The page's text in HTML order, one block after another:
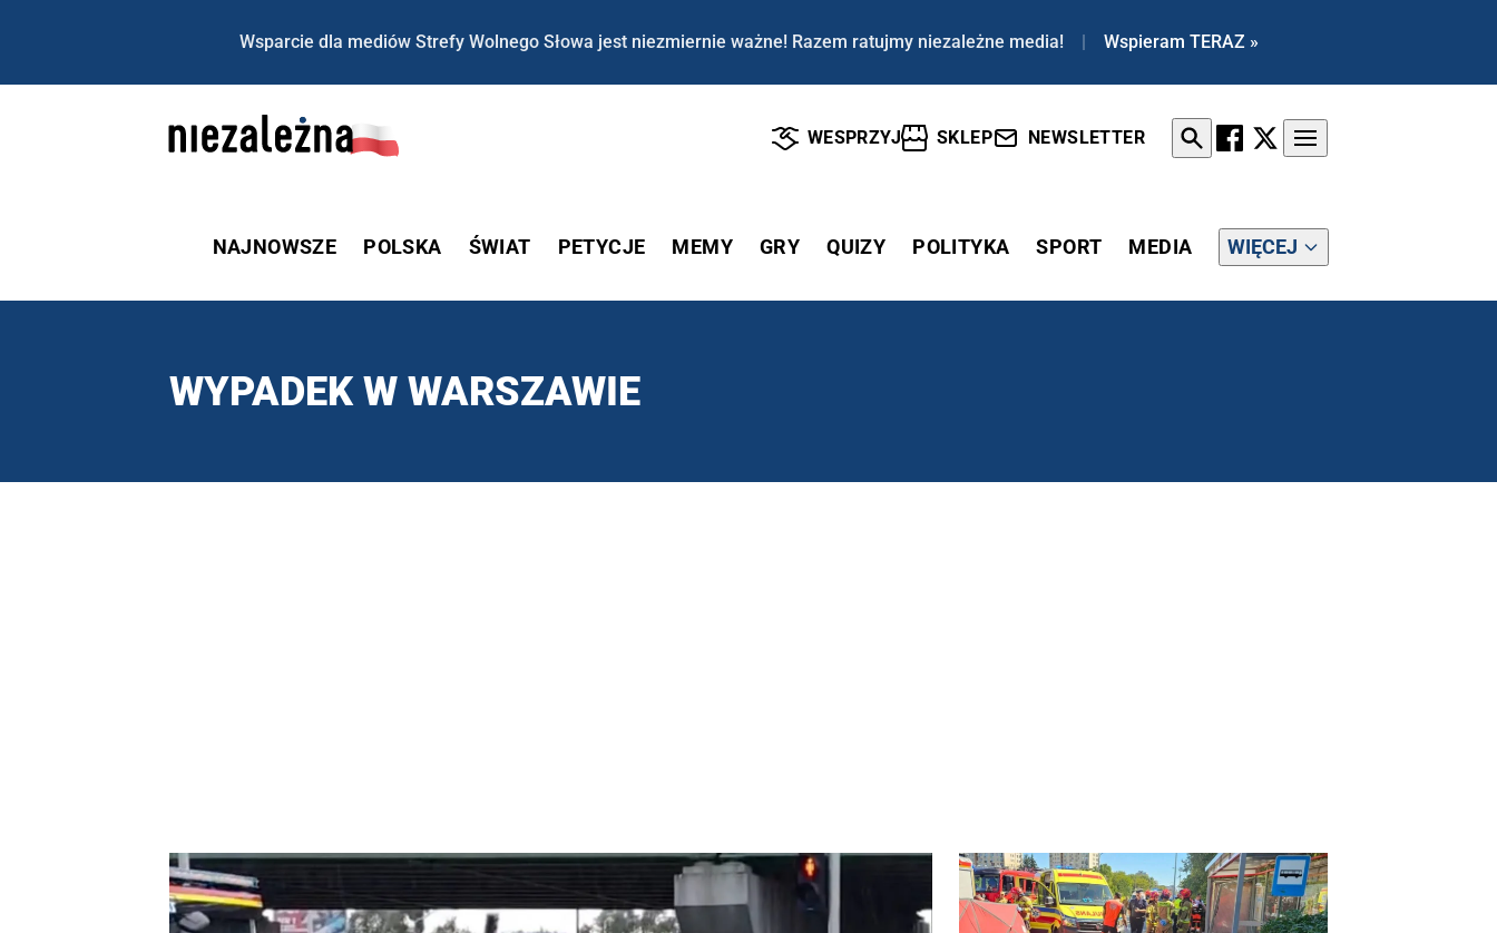
Wsparcie dla mediów Strefy Wolnego Słowa jest niezmiernie ważne! Razem ratujmy niezależne media! | Wspieram TERAZ »
WESPRZYJ SKLEP NEWSLETTER
NAJNOWSZE POLSKA ŚWIAT PETYCJE MEMY GRY QUIZY POLITYKA SPORT MEDIA WIĘCEJ
WYPADEK W WARSZAWIE